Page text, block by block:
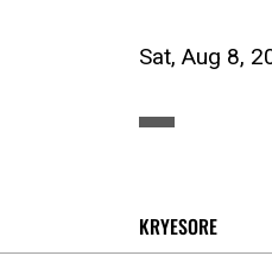
Sat, Aug 8,
KRYESORE